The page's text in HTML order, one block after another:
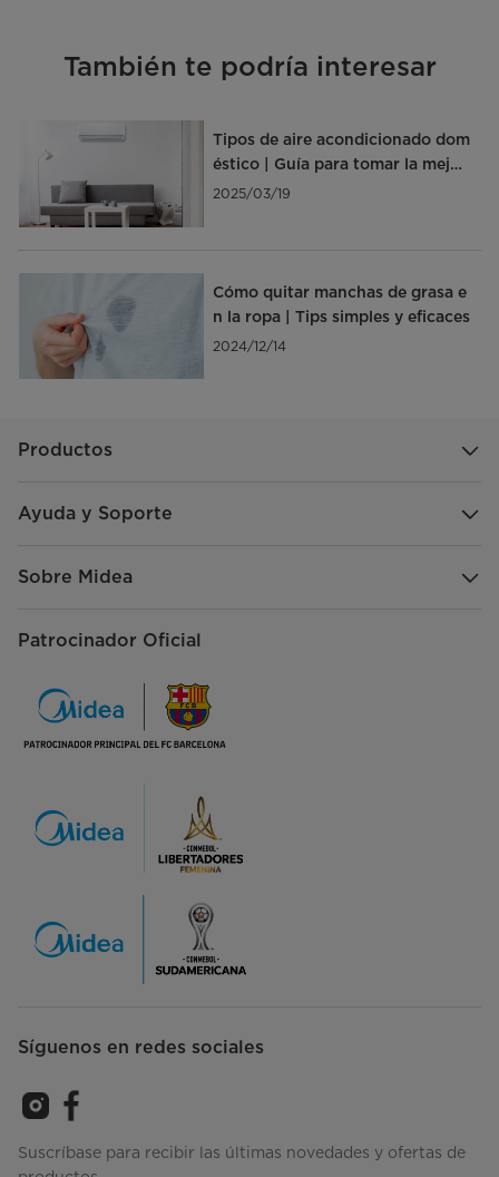
También te podría interesar
Tipos de aire acondicionado dom
éstico | Guía para tomar la mejor
decisión
2025/03/19
Cómo quitar manchas de grasa e
n la ropa | Tips simples y eficaces
2024/12/14
Productos
Ayuda y Soporte
Sobre Midea
Patrocinador Oficial
Síguenos en redes sociales
Suscríbase para recibir las últimas novedades y ofertas de